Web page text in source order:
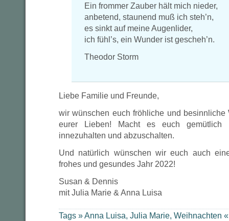
Ein frommer Zauber hält mich nieder,
anbetend, staunend muß ich steh’n,
es sinkt auf meine Augenlider,
ich fühl’s, ein Wunder ist gescheh’n.
Theodor Storm
Liebe Familie und Freunde,
wir wünschen euch fröhliche und besinnliche
eurer Lieben! Macht es euch
innezuhalten und abzuschalten.
Und natürlich wünschen wir euch auch
frohes und gesundes Jahr 2022!
Susan & Dennis
mit Julia Marie & Anna Luisa
Tags »Anna Luisa, Julia Marie, Weihnachten «